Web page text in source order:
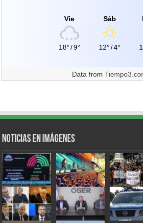
Vie
18°/9°
Sáb
12°/4°
Data from
Noticias en Imágenes